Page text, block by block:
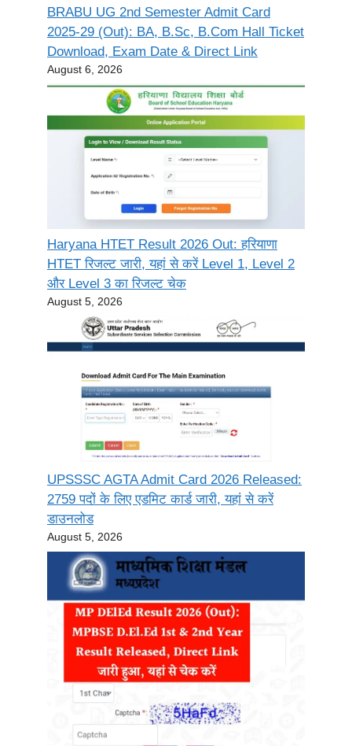
BRABU UG 2nd Semester Admit Card
2025-29 (Out): BA, B.Sc, B.Com Hall Ticket
Download, Exam Date & Direct Link
August 6, 2026
Haryana HTET Result 2026 Out: हरियाणा
HTET रिजल्ट जारी, यहां से करें Level 1, Level 2
और Level 3 का रिजल्ट चेक
August 5, 2026
UPSSSC AGTA Admit Card 2026 Released:
2759 पदों के लिए एडमिट कार्ड जारी, यहां से करें
डाउनलोड
August 5, 2026